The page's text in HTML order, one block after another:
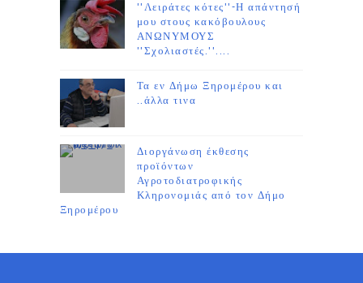
''Λειράτες κότες''-Η απάντησή
μου στους κακόβουλους
ΑΝΩΝΥΜΟΥΣ
''Σχολιαστές.''....
Τα εν Δήμω Ξηρομέρου και
..άλλα τινα
Διοργάνωση έκθεσης
προϊόντων
Αγροτοδιατροφικής
Κληρονομιάς από τον Δήμο
Ξηρομέρου